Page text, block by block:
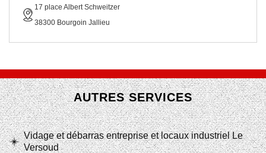
17 place Albert Schweitzer
38300 Bourgoin Jallieu
AUTRES SERVICES
Vidage et débarras entreprise et locaux industriel Le
Versoud